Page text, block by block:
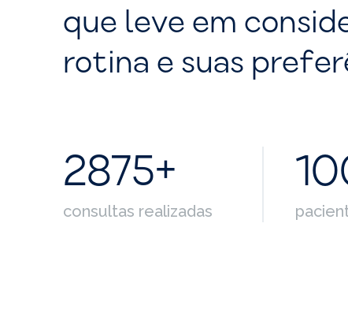
que leve em
rotina e suas
2875+
consultas realizadas